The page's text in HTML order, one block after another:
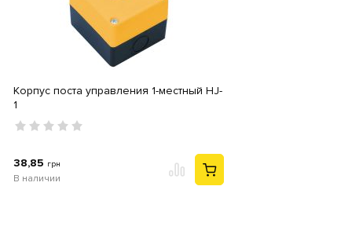
Корпус поста управления 1-местный HJ-
1
38,85 грн
В наличии